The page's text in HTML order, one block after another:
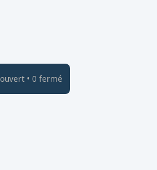
ouvert• 0 fermé